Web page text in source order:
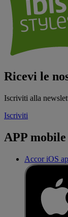
Ricevi le
Iscriviti alla
Iscriviti
APP mobile
Accor iOS